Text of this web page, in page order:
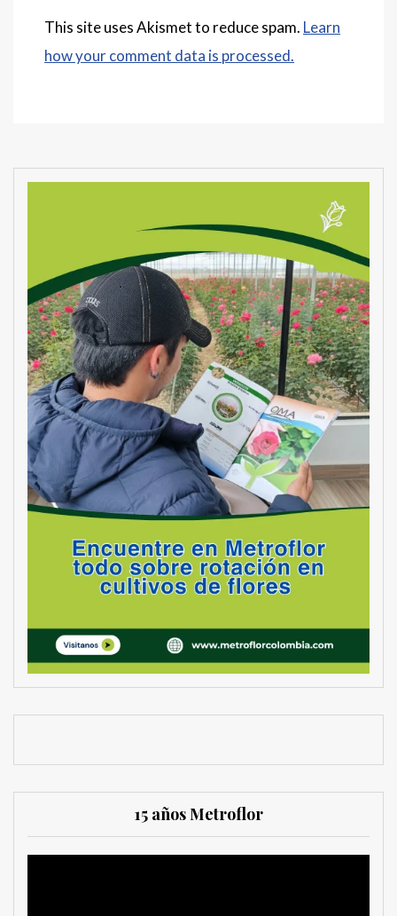
This site uses Akismet to reduce spam. Learn
how your comment data is processed.
15 años Metroflor